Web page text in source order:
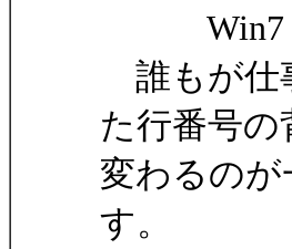
Win7
誰もが仕
た行番号の
変わるの
す。